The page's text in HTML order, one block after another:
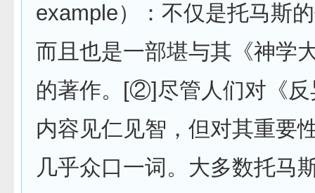
example）：不仅是托马斯
而且也是一部堪与其《神学
的著作。[②]尽管人们对《反
内容见仁见智，但对其重要
几乎众口一词。大多数托马